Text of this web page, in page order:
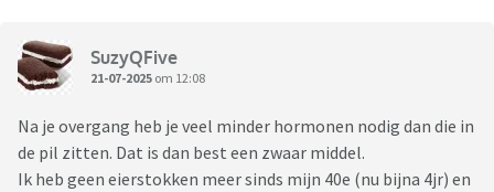
SuzyQFive
21-07-2025 om 12:08
Na je overgang heb je veel minder hormonen nodig dan die in
de pil zitten. Dat is dan best een zwaar middel.
Ik heb geen eierstokken meer sinds mijn 40e (nu bijna 4jr) en